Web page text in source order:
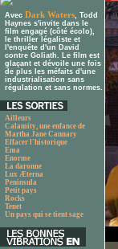
Avec Dark Waters, Todd
Haynes s'invite dans le
film engagé (côté écolo),
le thriller légaliste et
l'enquête d'un David
contre Goliath. Le film est
glaçant et dévoile une fois
de plus les méfaits d'une
industrialisation sans
régulation et sans normes.
Ailleurs
Calamity, une enfance de
Martha Jane Cannary
Effacer l'historique
Ema
Enorme
La daronne
Lux Æterna
Peninsula
Petit pays
Rocks
Tenet
Un pays qui se tient sage